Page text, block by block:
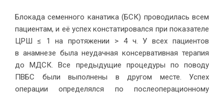
Блокада семенного канатика (БСК) проводилась всем
пациентам, и её успех констатировался при показателе
ЦРШ ≤ 1 на протяжении > 4 ч. У всех пациентов
в анамнезе была неудачная консервативная терапия
до МДСК. Все предыдущие процедуры по поводу
ПВБС были выполнены в другом месте. Успех
операции определялся по послеоперационному